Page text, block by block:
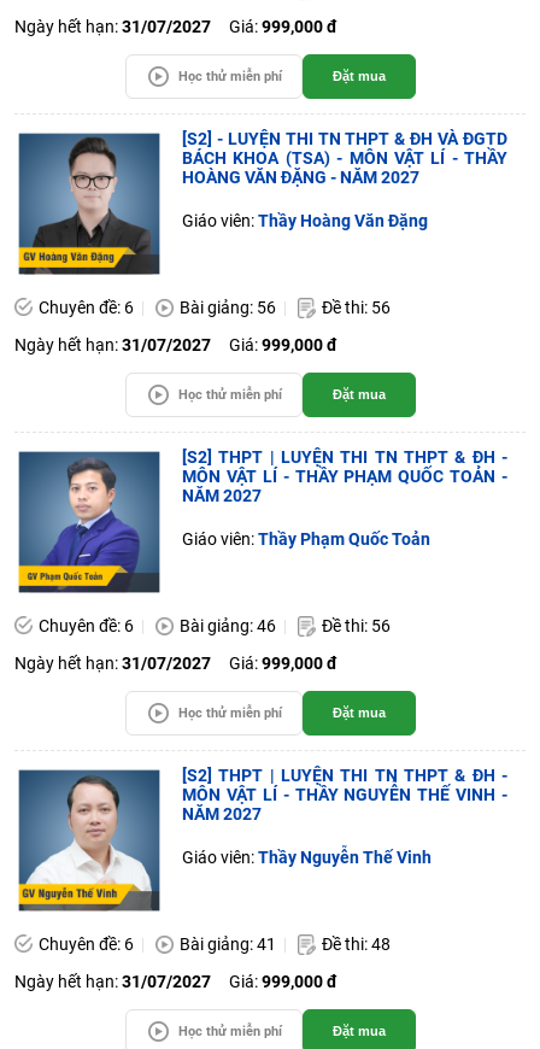
Ngày hết hạn:31/07/2027 Giá:999,000 đ
Học thử miễn phí Đặt mua
[S2] - LUYỆN THI TN THPT & ĐH VÀ ĐGTD
BÁCH KHOA (TSA) - MÔN VẬT LÍ - THẦY
HOÀNG VĂN ĐẶNG - NĂM 2027
Giáo viên:Thầy Hoàng Văn Đặng
Chuyên đề: 6 Bài giảng: 56
Đề thi: 56
Ngày hết hạn:31/07/2027 Giá:999,000 đ
Học thử miễn phí Đặt mua
[S2] THPT | LUYỆN THI TN THPT & ĐH -
MÔN VẬT LÍ - THẦY PHẠM QUỐC TOẢN -
NĂM 2027
Giáo viên:Thầy Phạm Quốc Toản
Chuyên đề: 6 Bài giảng: 46
Đề thi: 56
Ngày hết hạn:31/07/2027 Giá:999,000 đ
Học thử miễn phí Đặt mua
[S2] THPT | LUYỆN THI TN THPT & ĐH -
MÔN VẬT LÍ - THẦY NGUYỄN THẾ VINH -
NĂM 2027
Giáo viên:Thầy Nguyễn Thế Vinh
Chuyên đề: 6 Bài giảng: 41
Đề thi: 48
Ngày hết hạn:31/07/2027 Giá:999,000 đ
Học thử miễn phí Đặt mua